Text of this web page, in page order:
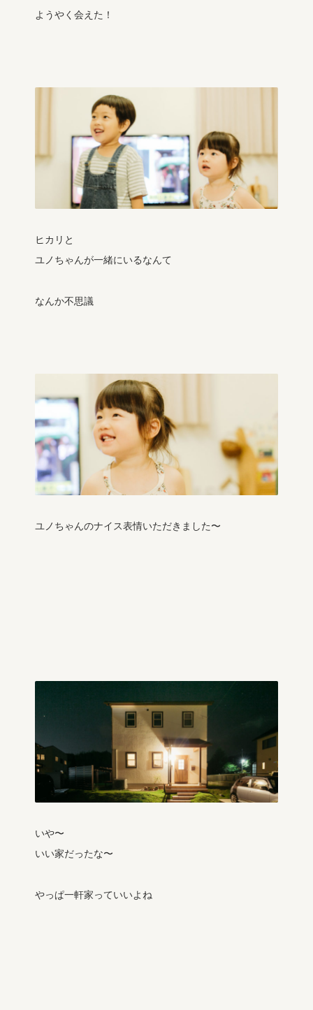
ようやく会えた！
ヒカリと
ユノちゃんが一緒にいるなんて
なんか不思議
ユノちゃんのナイス表情いただきました〜
いや〜
いい家だったな〜
やっぱ一軒家っていいよね